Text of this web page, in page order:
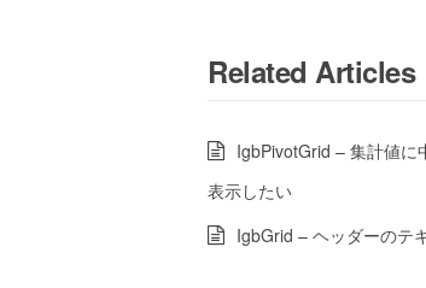
Related Articles
IgbPivotGrid – 集計値に
表示したい
IgbGrid – ヘッダーのテ